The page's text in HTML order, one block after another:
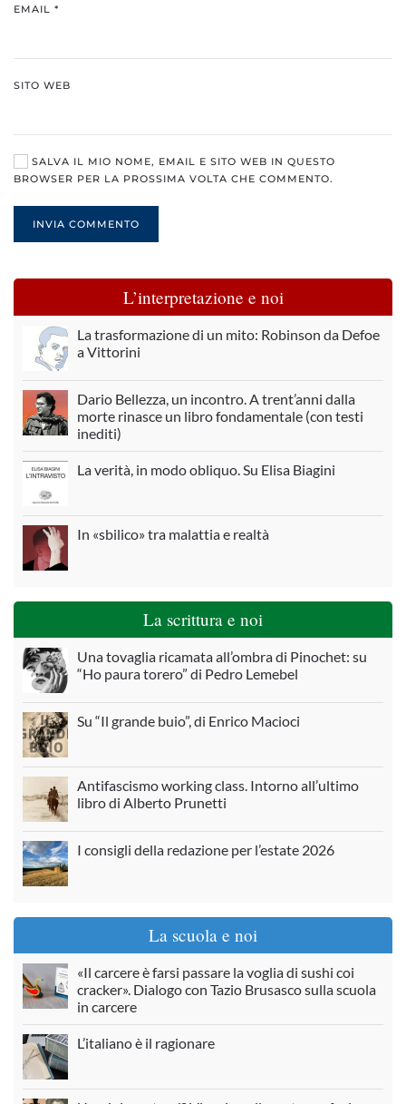
EMAIL *
SITO WEB
SALVA IL MIO NOME, EMAIL E SITO WEB IN QUESTO
BROWSER PER LA PROSSIMA VOLTA CHE COMMENTO.
INVIA COMMENTO
L’interpretazione e noi
La trasformazione di un mito: Robinson da Defoe
a Vittorini
Dario Bellezza, un incontro. A trent’anni dalla
morte rinasce un libro fondamentale (con testi
inediti)
La verità, in modo obliquo. Su Elisa Biagini
In «sbilico» tra malattia e realtà
La scrittura e noi
Una tovaglia ricamata all’ombra di Pinochet: su
“Ho paura torero” di Pedro Lemebel
Su “Il grande buio”, di Enrico Macioci
Antifascismo working class. Intorno all’ultimo
libro di Alberto Prunetti
I consigli della redazione per l’estate 2026
La scuola e noi
«Il carcere è farsi passare la voglia di sushi coi
cracker». Dialogo con Tazio Brusasco sulla scuola
in carcere
L’italiano è il ragionare